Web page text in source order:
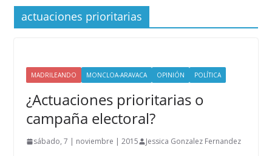
actuaciones prioritarias
MADRILEANDO MONCLOA-ARAVACA OPINIÓN POLÍTICA
¿Actuaciones prioritarias o
campaña electoral?
sábado, 7 | noviembre | 2015 Jessica Gonzalez Fernandez